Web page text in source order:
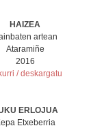
HAIZEA
artean
Ataramiñe
2016
/ deskargatu
ERLOJUA
Etxeberria